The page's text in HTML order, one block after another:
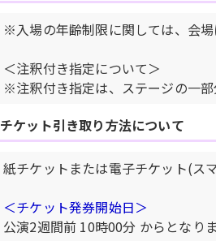
※入場の年齢制限に関しては、会
＜注釈付き指定について＞
※注釈付き指定は、ステージの一
チケット引き取り方法について
紙チケットまたは電子チケット(ス
＜チケット発券開始日＞
公演2週間前 10時00分 からとなり